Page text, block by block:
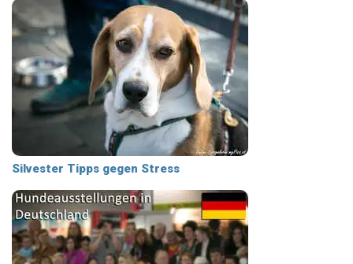
Silvester Tipps gegen Stress